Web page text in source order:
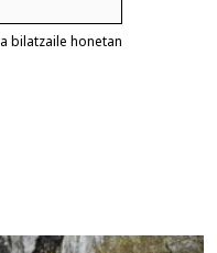
bilatzaile honetan